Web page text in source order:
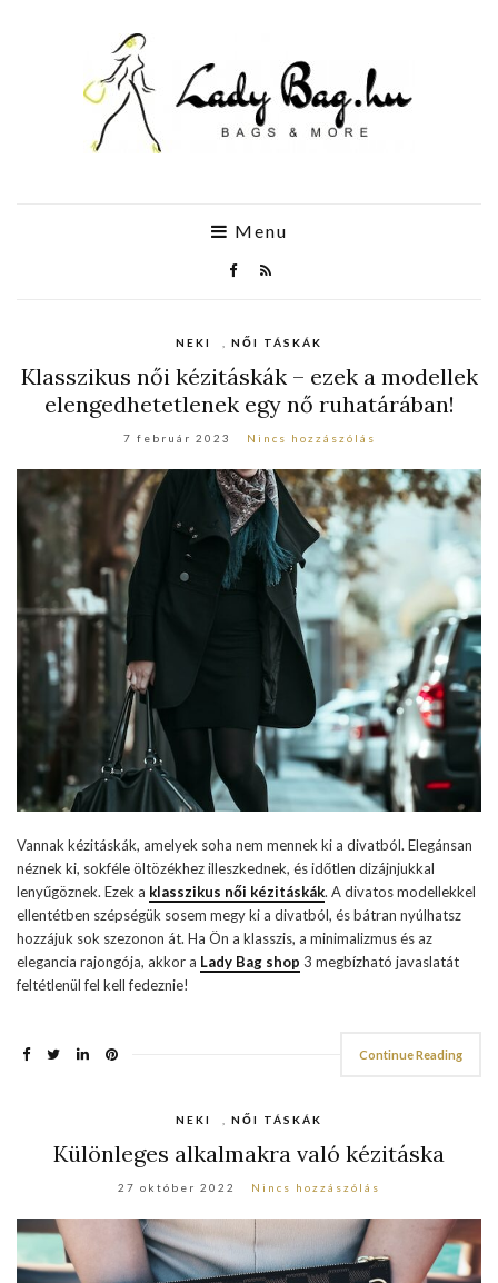
Menu
NEKI NŐI TÁSKÁK
Klasszikus női kézitáskák – ezek a modellek
elengedhetetlenek egy nő ruhatárában!
7 február 2023 Nincs hozzászólás
Vannak kézitáskák, amelyek soha nem mennek ki a divatból. Elegánsan
néznek ki, sokféle öltözékhez illeszkednek, és időtlen dizájnjukkal
lenyűgöznek. Ezek a klasszikus női kézitáskák. A divatos modellekkel
ellentétben szépségük sosem megy ki a divatból, és bátran nyúlhatsz
hozzájuk sok szezonon át. Ha Ön a klasszis, a minimalizmus és az
elegancia rajongója, akkor a Lady Bag shop 3 megbízható javaslatát
feltétlenül fel kell fedeznie!
Continue Reading
NEKI NŐI TÁSKÁK
Különleges alkalmakra való kézitáska
27 október 2022 Nincs hozzászólás